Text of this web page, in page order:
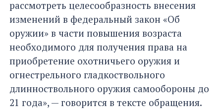
рассмотреть целесообразность внесения
изменений в федеральный закон «Об
оружии» в части повышения возраста
необходимого для получения права на
приобретение охотничьего оружия и
огнестрельного гладкоствольного
длинноствольного оружия самообороны до
21 года», — говорится в тексте обращения.